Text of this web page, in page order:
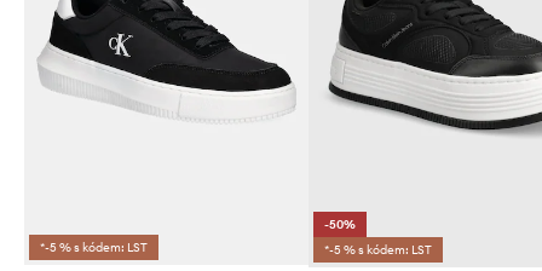
*-5 % s kódem: LST
-50%
*-5 % s kódem: LST